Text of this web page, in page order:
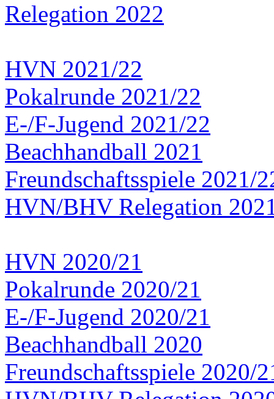
Relegation 2022
HVN 2021/22
Pokalrunde 2021/22
E-/F-Jugend 2021/22
Beachhandball 2021
Freundschaftsspiele 2021/
HVN/BHV Relegation
HVN 2020/21
Pokalrunde 2020/21
E-/F-Jugend 2020/21
Beachhandball 2020
Freundschaftsspiele 2020/